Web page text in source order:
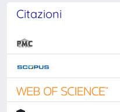
Citazioni